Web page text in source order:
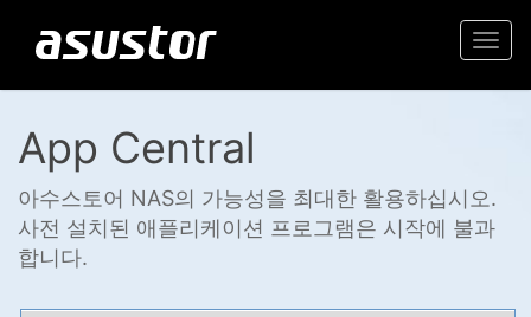
App Central
아수스토어 NAS의 가능성을 최대한 활용하십시오.
사전 설치된 애플리케이션 프로그램은 시작에 불과
합니다.